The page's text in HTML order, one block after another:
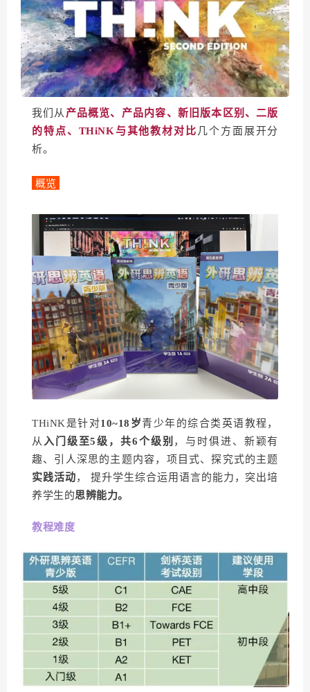
我们从 产品概览、产品内容、新旧版本区别、二版
的特点、THiNK与其他教材对比几个方面展开分
析。
概览
THiNK是针对10~18岁青少年的综合类英语教程，
从 入门级至5级，共6个级别 ，与时俱进、新颖有
趣、引人深思的主题内容，项目式、探究式的主题
实践活动， 提升学生综合运用语言的能力，突出培
养学生的思辨能力。
教程难度